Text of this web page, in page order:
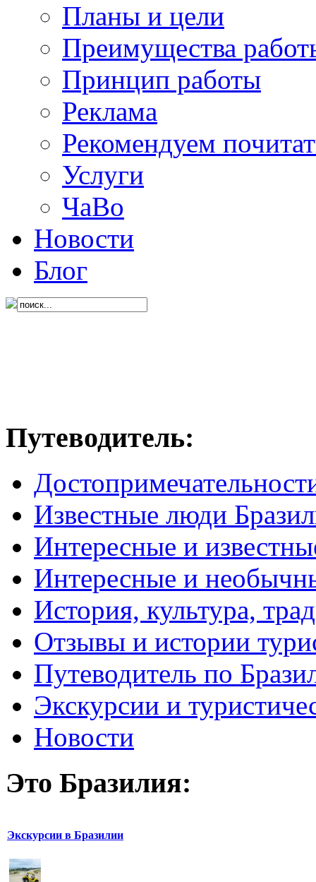
Планы и цели
Преимущества
Принцип работы
Реклама
Рекомендуем
Услуги
ЧаВо
Новости
Блог
Путеводитель:
Известные люди
Интересные и
Интересные и
История, культура,
Отзывы и истории
Путеводитель по
Экскурсии и
Новости
Это Бразилия:
Экскурсии в Бразилии